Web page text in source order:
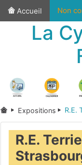
Accueil Non
La
Expositions R.E.
R.E.